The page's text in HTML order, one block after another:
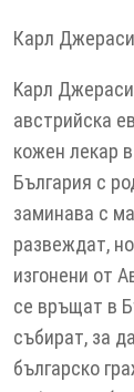
Карл
Kaрл
австрийска
кожен лекар
България с
заминава с
развеждат,
изгонени от
се връщат в
събират, за
българско